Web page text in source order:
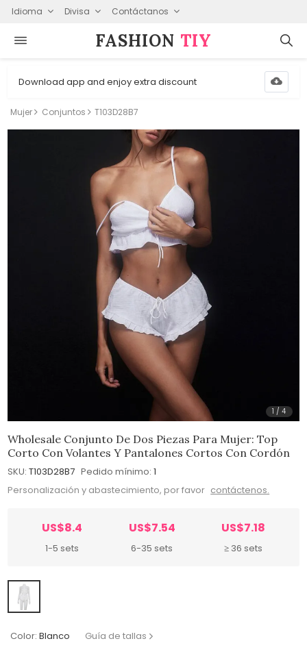
Idioma Divisa Contáctanos
FASHION⁠ TIY
Download app and enjoy extra discount
Mujer Conjuntos T103D28B7
1 /4
Wholesale Conjunto De Dos Piezas Para Mujer: Top
Corto Con Volantes Y Pantalones Cortos Con Cordón
SKU: T103D28B7 Pedido mínimo: 1
Personalización y abastecimiento, por favor contáctenos.
US$8.4
1-5 sets
US$7.54
6-35 sets
US$7.18
≥ 36 sets
Color: Blanco Guía de tallas